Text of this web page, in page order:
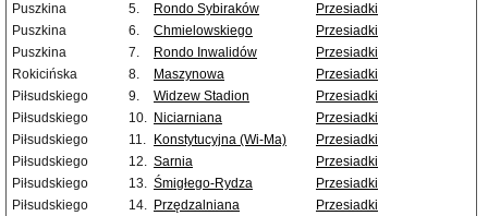
Puszkina
5. Rondo Sybiraków
Przesiadki
Puszkina
6. Chmielowskiego
Przesiadki
Puszkina
7. Rondo Inwalidów
Przesiadki
Rokicińska
8. Maszynowa
Przesiadki
Piłsudskiego
9. Widzew Stadion
Przesiadki
Piłsudskiego
10. Niciarniana
Przesiadki
Piłsudskiego
11. Konstytucyjna (Wi-Ma)
Przesiadki
Piłsudskiego
12. Sarnia
Przesiadki
Piłsudskiego
13. Śmigłego-Rydza
Przesiadki
Piłsudskiego
14. Przędzalniana
Przesiadki